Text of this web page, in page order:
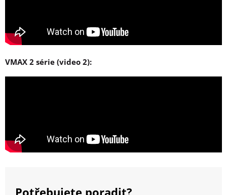
VMAX 2 série (video 2):
Potřebujete poradit?